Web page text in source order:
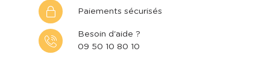
Paiements sécurisés
Besoin d'aide ?
09 50 10 80 10